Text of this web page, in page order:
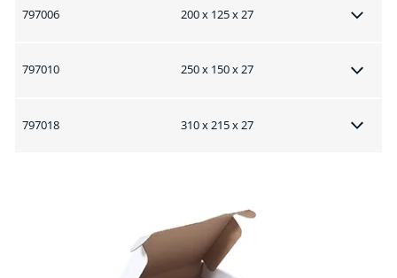
797006 200 x 125 x 27
797010 250 x 150 x 27
797018 310 x 215 x 27